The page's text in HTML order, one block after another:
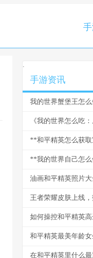
.
手游资讯
我的世界蟹堡王怎
《我的世界怎么吃
**和平精英怎么获
油画和平精英照片
王者荣耀皮肤上线
和平精英最美年龄